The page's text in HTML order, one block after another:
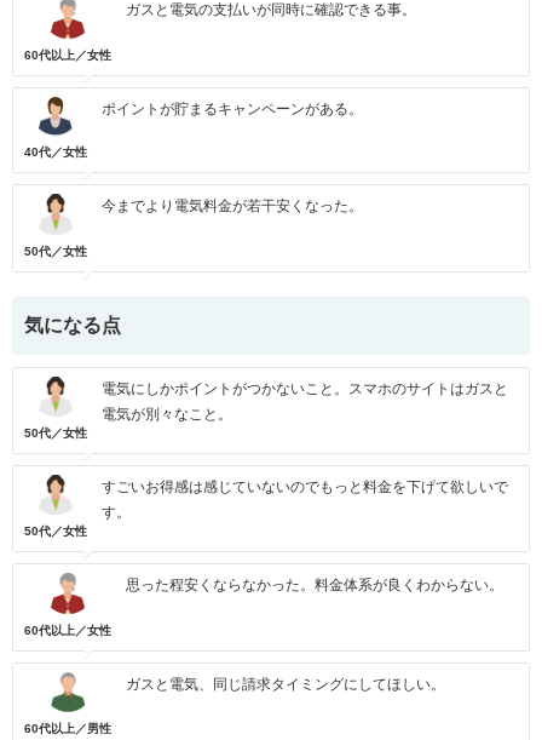
60代以上／女性
ガスと電気の支払いが同時に確認できる事。
40代／女性
ポイントが貯まるキャンペーンがある。
50代／女性
今までより電気料金が若干安くなった。
気になる点
50代／女性
電気にしかポイントがつかないこと。スマホのサイトはガスと
電気が別々なこと。
50代／女性
すごいお得感は感じていないのでもっと料金を下げて欲しいで
す。
60代以上／女性
思った程安くならなかった。料金体系が良くわからない。
60代以上／男性
ガスと電気、同じ請求タイミングにしてほしい。